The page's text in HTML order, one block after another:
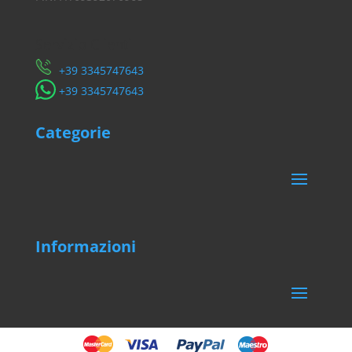
​+39 3345747643
​+39 3345747643
Categorie
Informazioni